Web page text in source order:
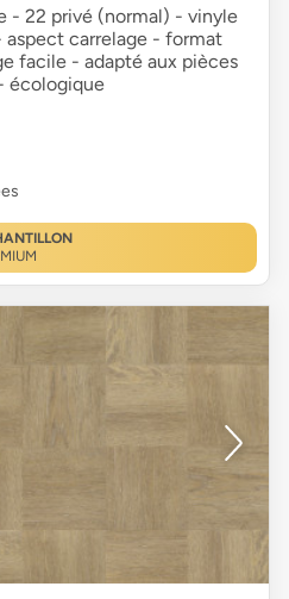
- 22 privé (normal) - vinyle
aspect carrelage - format
facile - adapté aux pièces
écologique